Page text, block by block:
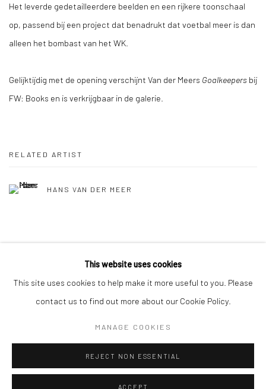
Het leverde gedetailleerdere beelden en een rijkere toonschaal
op, passend bij een project dat benadrukt dat voetbal meer is dan
alleen het bombast van het WK.
Gelijktijdig met de opening verschijnt Van der Meers Goalkeepers bij
FW: Books en is verkrijgbaar in de galerie.
RELATED ARTIST
HANS VAN DER MEER
COPYRIGHT © 2026 GALERIE WOUTER VAN LEEUWEN
This website uses cookies
This site uses cookies to help make it more useful to you. Please
contact us to find out more about our Cookie Policy.
MANAGE COOKIES
REJECT NON ESSENTIAL
ACCEPT